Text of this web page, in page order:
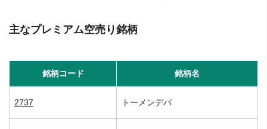
主なプレミアム空売り銘柄
銘柄コード 銘柄名
2737 トーメンデバ